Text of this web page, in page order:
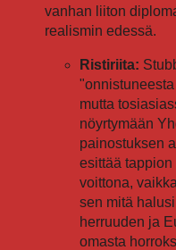
vanhan liiton
realismin edessä.
Ristiriita:
mutta
nöyrtymään
painostuksen
esittää
voittona,
sen mitä
herruuden ja
omasta